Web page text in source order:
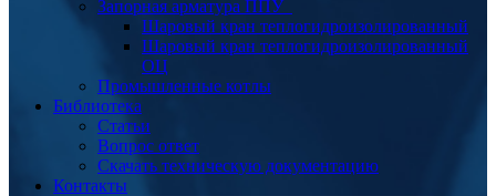
Запорная арматура ППУ
Шаровый кран теплогидроизолированный
Шаровый кран теплогидроизолированный
ОЦ
Промышленные котлы
Библиотека
Статьи
Вопрос ответ
Скачать техническую документацию
Контакты